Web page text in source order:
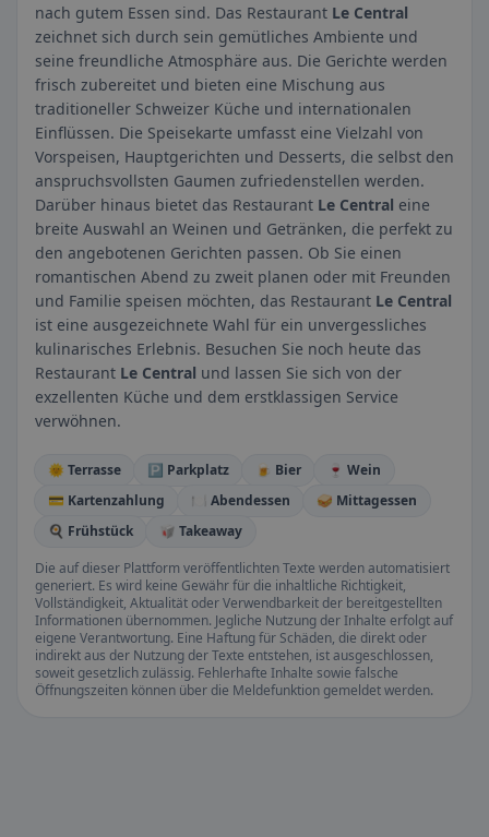
nach gutem Essen sind. Das Restaurant Le Central
zeichnet sich durch sein gemütliches Ambiente und
seine freundliche Atmosphäre aus. Die Gerichte werden
frisch zubereitet und bieten eine Mischung aus
traditioneller Schweizer Küche und internationalen
Einflüssen. Die Speisekarte umfasst eine Vielzahl von
Vorspeisen, Hauptgerichten und Desserts, die selbst den
anspruchsvollsten Gaumen zufriedenstellen werden.
Darüber hinaus bietet das Restaurant Le Central eine
breite Auswahl an Weinen und Getränken, die perfekt zu
den angebotenen Gerichten passen. Ob Sie einen
romantischen Abend zu zweit planen oder mit Freunden
und Familie speisen möchten, das Restaurant Le Central
ist eine ausgezeichnete Wahl für ein unvergessliches
kulinarisches Erlebnis. Besuchen Sie noch heute das
Restaurant Le Central und lassen Sie sich von der
exzellenten Küche und dem erstklassigen Service
verwöhnen.
🌞 Terrasse 🅿️ Parkplatz 🍺 Bier
🍷 Wein
💳 Kartenzahlung
🍽️ Abendessen
🥪 Mittagessen
🍳 Frühstück
🥡 Takeaway
Die auf dieser Plattform veröffentlichten Texte werden automatisiert
generiert. Es wird keine Gewähr für die inhaltliche Richtigkeit,
Vollständigkeit, Aktualität oder Verwendbarkeit der bereitgestellten
Informationen übernommen. Jegliche Nutzung der Inhalte erfolgt auf
eigene Verantwortung. Eine Haftung für Schäden, die direkt oder
indirekt aus der Nutzung der Texte entstehen, ist ausgeschlossen,
soweit gesetzlich zulässig. Fehlerhafte Inhalte sowie falsche
Öffnungszeiten können über die Meldefunktion gemeldet werden.